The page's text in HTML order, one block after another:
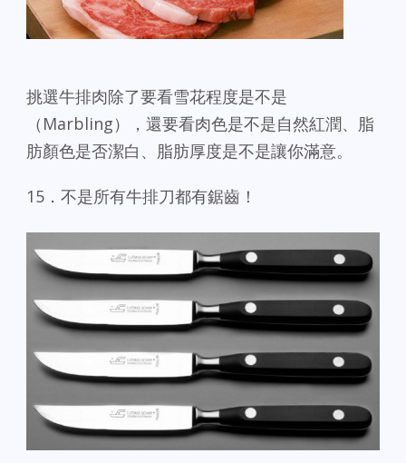
挑選牛排肉除了要看雪花程度是不是
（Marbling），還要看肉色是不是自然紅潤、脂
肪顏色是否潔白、脂肪厚度是不是讓你滿意。
15．不是所有牛排刀都有鋸齒！